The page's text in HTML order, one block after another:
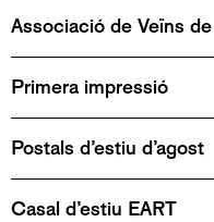
Associació de Veïns
Primera impressió
Postals d’estiu d’agost
Casal d’estiu EART